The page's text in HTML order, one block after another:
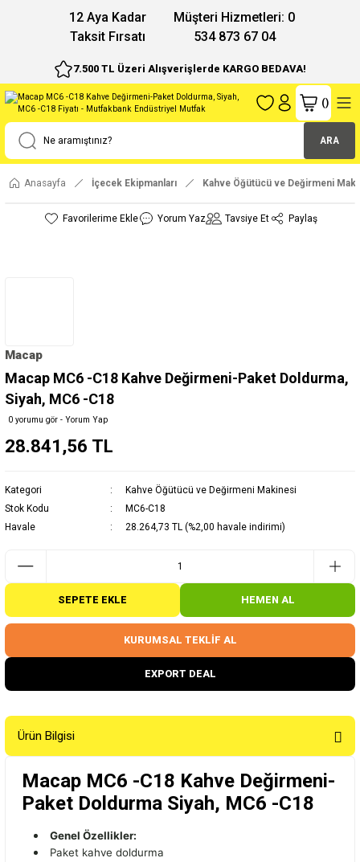
12 Aya Kadar
Taksit Fırsatı
Müşteri Hizmetleri: 0
534 873 67 04
7.500 TL Üzeri Alışverişlerde KARGO BEDAVA!
ARA
()
Anasayfa İçecek Ekipmanları Kahve Öğütücü ve Değirmeni
Yorum Yaz Tavsiye Et Paylaş
Macap
Macap MC6 -C18 Kahve Değirmeni-Paket Doldurma,
Siyah, MC6 -C18
0 yorumu gör - Yorum Yap
28.841,56 TL
Kategori
Kahve Öğütücü ve Değirmeni Makinesi
Stok Kodu
MC6-C18
Havale
28.264,73 TL (%2,00 havale indirimi)
SEPETE EKLE HEMEN AL
KURUMSAL TEKLİF AL
EXPORT DEAL
Ürün Bilgisi
Macap MC6 -C18 Kahve Değirmeni-
Paket Doldurma Siyah, MC6 -C18
Genel Özellikler:
Paket kahve doldurma